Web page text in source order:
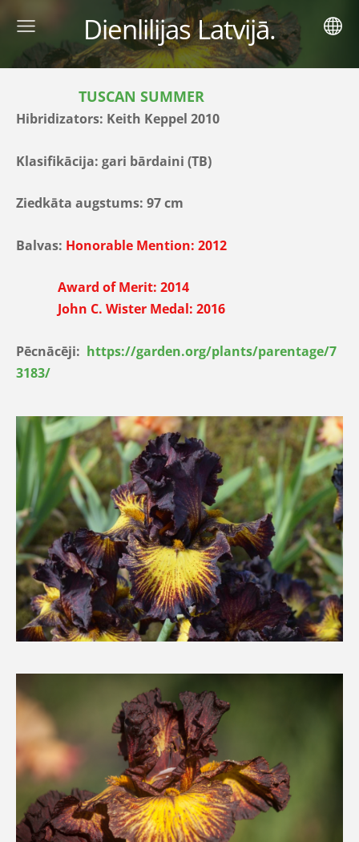
Dienlilijas Latvijā.
TUSCAN SUMMER
Hibridizators: Keith Keppel 2010
Klasifikācija: gari bārdaini (TB)
Ziedkāta augstums: 97 cm
Balvas: Honorable Mention: 2012
Award of Merit: 2014
John C. Wister Medal: 2016
Pēcnācēji: https://garden.org/plants/parentage/7
3183/